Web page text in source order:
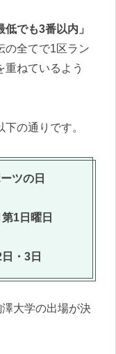
低でも3番以内」
の全てで1区ラン
重ねているよう
の通りです。
の日
1日曜日
3日
大学の出場が決